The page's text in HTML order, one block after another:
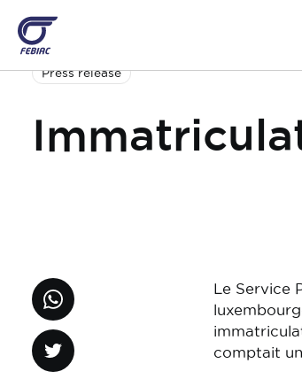
contenu
principalPress release
Le Service
comptait